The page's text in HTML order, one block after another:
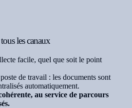
les canaux
facile, quel que soit le point
de travail : les documents sont
automatiquement.
au service de parcours